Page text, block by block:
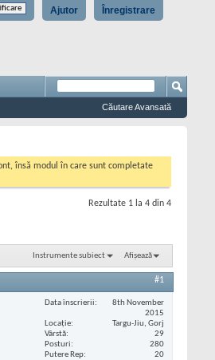
Înregistrare
Ajutor
Căutare Avansată
însă modul în care sunt completate
Rezultate 1 la 4 din 4
Instrumente subiect Afișează
#1
Data înscrierii
8th November
2015
Locaţie
Targu-Jiu, Gorj
Vârstă
29
Posturi
280
Putere Rep
20